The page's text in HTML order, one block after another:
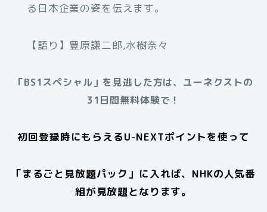
る日本企業の姿を伝えます。
【語り】豊原謙二郎,水樹奈々
「BS1スペシャル」を見逃した方は、ユーネクストの
31日間無料体験で！
初回登録時にもらえるU-NEXTポイントを使って
「まるごと見放題パック」に入れば、NHKの人気番
組が見放題となります。